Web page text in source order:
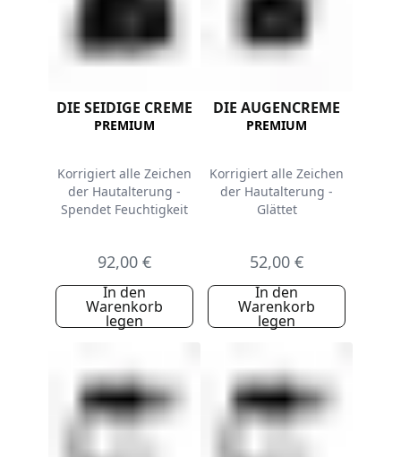
DIE SEIDIGE CREME
PREMIUM
Korrigiert alle Zeichen
der Hautalterung -
Spendet Feuchtigkeit
92,00 €
In den
Warenkorb
legen
DIE AUGENCREME
PREMIUM
Korrigiert alle Zeichen
der Hautalterung -
Glättet
52,00 €
In den
Warenkorb
legen